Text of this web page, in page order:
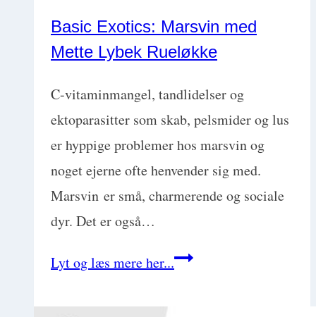
Basic Exotics: Marsvin med
Mette Lybek Rueløkke
C-vitaminmangel, tandlidelser og
ektoparasitter som skab, pelsmider og lus
er hyppige problemer hos marsvin og
noget ejerne ofte henvender sig med.
Marsvin er små, charmerende og sociale
dyr. Det er også…
Lyt og læs mere her...Basic